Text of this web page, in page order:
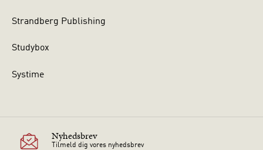
Strandberg Publishing
Studybox
Systime
Nyhedsbrev
Tilmeld dig vores nyhedsbrev